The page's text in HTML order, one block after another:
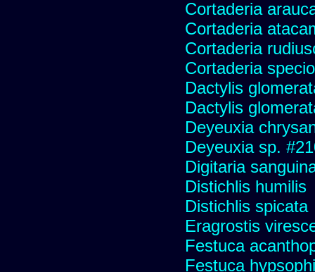
Cortaderia
Cortaderia
Cortaderia
Cortaderia
Dactylis
Dactylis
Deyeuxia
Deyeuxia sp.
Digitaria
Distichlis humilis
Distichlis spicata
Eragrostis
Festuca
Festuca